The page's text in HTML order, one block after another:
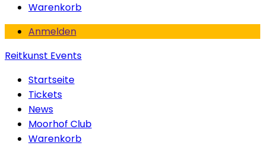
Warenkorb
Anmelden
Reitkunst Events
Startseite
Tickets
News
Moorhof Club
Warenkorb